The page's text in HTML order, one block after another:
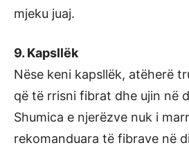
mjeku juaj.
9. Kapsllëk
Nëse keni kapsllëk, atëherë
që të rrisni fibrat dhe ujin në
Shumica e njerëzve nuk i
rekomanduara të fibrave në